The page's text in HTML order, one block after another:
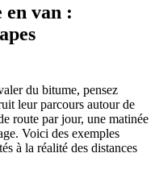
van :
du bitume, pensez
leur parcours autour de
route par jour, une matinée
Voici des exemples
à la réalité des distances